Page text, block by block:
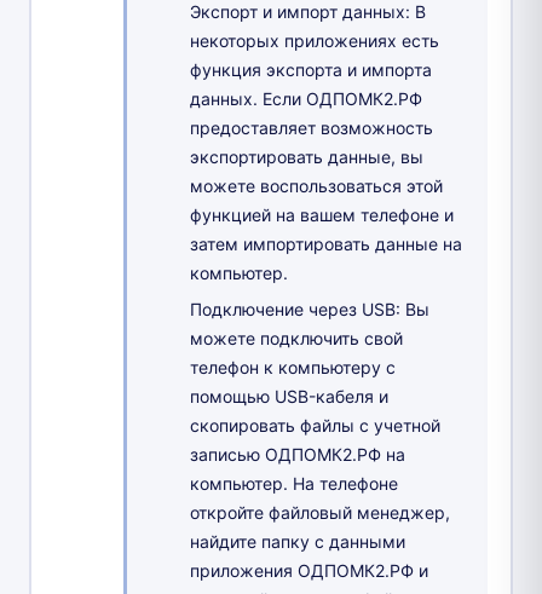
Экспорт и импорт данных: В
некоторых приложениях есть
функция экспорта и импорта
данных. Если ОДПОМК2.РФ
предоставляет возможность
экспортировать данные, вы
можете воспользоваться этой
функцией на вашем телефоне и
затем импортировать данные на
компьютер.
Подключение через USB: Вы
можете подключить свой
телефон к компьютеру с
помощью USB-кабеля и
скопировать файлы с учетной
записью ОДПОМК2.РФ на
компьютер. На телефоне
откройте файловый менеджер,
найдите папку с данными
приложения ОДПОМК2.РФ и